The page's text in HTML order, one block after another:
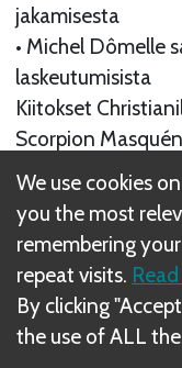
jakamisesta
• Michel Dômelle
laskeutumisista
Kiitokset
Scorpion
toteutuksesta,
Mathiakselle,
pelitestauksesta
myös kaikille
messuilla ja
lennolle.
-Luc
We use cookies
you the most
remembering
repeat visits.
By clicking
the use of ALL